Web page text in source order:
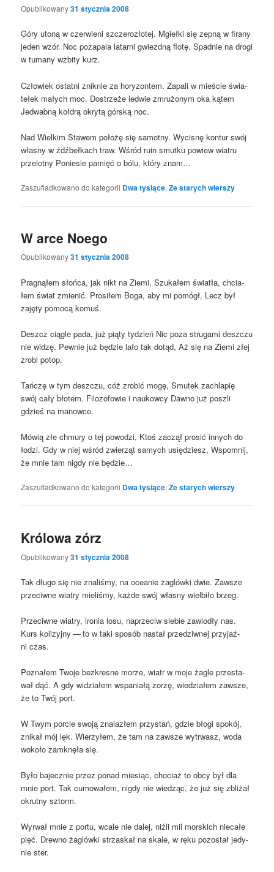
Opublikowany31 stycznia 2008
Góry uto­ną w czer­wie­ni szcze­ro­zło­tej. Mgieł­ki się zepną w fira­ny
jeden wzór. Noc poza­pa­la latar­ni gwiezd­ną flo­tę. Spad­nie na dro­gi
w tuma­ny wzbi­ty kurz.
Czło­wiek ostat­ni znik­nie za hory­zon­tem. Zapa­li w mie­ście świa­
te­łek małych moc. Dostrze­że led­wie zmru­żo­nym oka kątem
Jedwab­ną koł­drą okry­tą gór­ską noc.
Nad Wiel­kim Sta­wem poło­żę się samot­ny. Wyci­snę kon­tur swój
wła­sny w źdźbeł­kach traw. Wśród ruin smut­ku powiew wia­tru
prze­lot­ny Ponie­sie pamięć o bólu, któ­ry znam…
Zaszufladkowano do kategorii Dwa tysiące,Ze starych wierszy
W arce Noego
Opublikowany31 stycznia 2008
Pra­gną­łem słoń­ca, jak nikt na Zie­mi, Szu­ka­łem świa­tła, chcia­
łem świat zmie­nić. Pro­si­łem Boga, aby mi pomógł, Lecz był
zaję­ty pomo­cą komuś.
Deszcz cią­gle pada, już pią­ty tydzień Nic poza stru­ga­mi desz­czu
nie widzę. Pew­nie już będzie lało tak dotąd, Aż się na Zie­mi złej
zro­bi potop.
Tań­czę w tym desz­czu, cóż zro­bić mogę, Smu­tek zachla­pię
swój cały bło­tem. Filo­zo­fo­wie i naukow­cy Daw­no już poszli
gdzieś na manowce.
Mówią złe chmu­ry o tej powo­dzi, Ktoś zaczął pro­sić innych do
łodzi. Gdy w niej wśród zwie­rząt samych usię­dziesz, Wspo­mnij,
że mnie tam nigdy nie będzie…
Zaszufladkowano do kategorii Dwa tysiące,Ze starych wierszy
Królowa zórz
Opublikowany31 stycznia 2008
Tak dłu­go się nie zna­li­śmy, na oce­anie żaglów­ki dwie. Zawsze
prze­ciw­ne wia­try mie­li­śmy, każ­de swój wła­sny wiel­bi­ło brzeg.
Prze­ciw­ne wia­try, iro­nia losu, naprze­ciw sie­bie zawio­dły nas.
Kurs koli­zyj­ny — to w taki spo­sób nastał prze­dziw­nej przy­jaź­
ni czas.
Pozna­łem Two­je bez­kre­sne morze, wiatr w moje żagle prze­sta­
wał dąć. A gdy widzia­łem wspa­nia­łą zorzę, wie­dzia­łem zawsze,
że to Twój port.
W Twym por­cie swo­ją zna­la­złem przy­stań, gdzie bło­gi spo­kój,
zni­kał mój lęk. Wie­rzy­łem, że tam na zawsze wytrwasz, woda
woko­ło zamknę­ła się.
Było bajecz­nie przez ponad mie­siąc, cho­ciaż to obcy był dla
mnie port. Tak cumo­wa­łem, nigdy nie wie­dząc, że już się zbli­żał
okrut­ny sztorm.
Wyrwał mnie z por­tu, wca­le nie dalej, niź­li mil mor­skich nie­ca­łe
pięć. Drew­no żaglów­ki strza­skał na ska­le, w ręku pozo­stał jedy­
nie ster.